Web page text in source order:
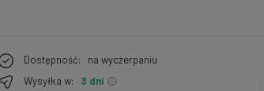
Dostępność:
na wyczerpaniu
Wysyłka w:
3 dni